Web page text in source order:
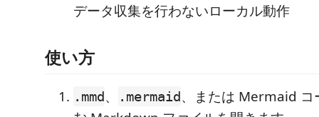
データ収集を行わないローカル動作
使い方
.mmd、 .mermaid、または Mermaid コ